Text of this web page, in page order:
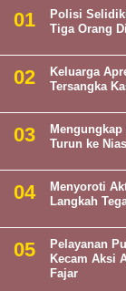
Polisi
Tiga Orang
Keluarga
Tersangka
Turun ke Nias
Menyoroti
Langkah
Pelayanan
Kecam Aksi
Fajar